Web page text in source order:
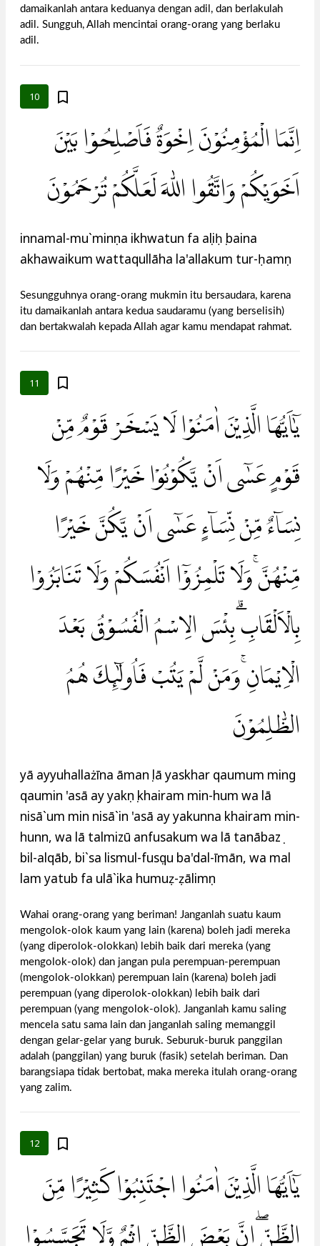
damaikanlah antara keduanya dengan adil, dan berlakulah
adil. Sungguh, Allah mencintai orang-orang yang berlaku
adil.
10
اِنَّمَا الْمُؤْمِنُوْنَ اِخْوَةٌ فَاَصْلِحُوْا بَيْنَ
اَخَوَيْكُمْ وَاتَّقُوا اللّٰهَ لَعَلَّكُمْ تُرْحَمُوْنَ
innamal-mu`minụna ikhwatun fa aṣliḥụ baina
akhawaikum wattaqullāha la'allakum tur-ḥamụn
Sesungguhnya orang-orang mukmin itu bersaudara, karena
itu damaikanlah antara kedua saudaramu (yang berselisih)
dan bertakwalah kepada Allah agar kamu mendapat rahmat.
11
يٰٓاَيُّهَا الَّذِيْنَ اٰمَنُوْا لَا يَسْخَرْ قَوْمٌ مِّنْ
قَوْمٍ عَسٰٓى اَنْ يَّكُوْنُوْا خَيْرًا مِّنْهُمْ وَلَا
نِسَاۤءٌ مِّنْ نِّسَاۤءٍ عَسٰٓى اَنْ يَّكُنَّ خَيْرًا
مِّنْهُنَّۚ وَلَا تَلْمِزُوْٓا اَنْفُسَكُمْ وَلَا تَنَابَزُوْا
بِالْاَلْقَابِۗ بِئْسَ الِاسْمُ الْفُسُوْقُ بَعْدَ
الْاِيْمَانِۚ وَمَنْ لَّمْ يَتُبْ فَاُولٰۤىِٕكَ هُمُ
الظّٰلِمُوْنَ
yā ayyuhallażīna āmanụ lā yaskhar qaumum ming
qaumin 'asā ay yakụnụ khairam min-hum wa lā
nisā`um min nisā`in 'asā ay yakunna khairam min-
hunn, wa lā talmizū anfusakum wa lā tanābazụ
bil-alqāb, bi`sa lismul-fusụqu ba'dal-īmān, wa mal
lam yatub fa ulā`ika humuẓ-ẓālimụn
Wahai orang-orang yang beriman! Janganlah suatu kaum
mengolok-olok kaum yang lain (karena) boleh jadi mereka
(yang diperolok-olokkan) lebih baik dari mereka (yang
mengolok-olok) dan jangan pula perempuan-perempuan
(mengolok-olokkan) perempuan lain (karena) boleh jadi
perempuan (yang diperolok-olokkan) lebih baik dari
perempuan (yang mengolok-olok). Janganlah kamu saling
mencela satu sama lain dan janganlah saling memanggil
dengan gelar-gelar yang buruk. Seburuk-buruk panggilan
adalah (panggilan) yang buruk (fasik) setelah beriman. Dan
barangsiapa tidak bertobat, maka mereka itulah orang-orang
yang zalim.
12
يٰٓاَيُّهَا الَّذِيْنَ اٰمَنُوا اجْتَنِبُوْا كَثِيْرًا مِّنَ
الظَّنِّۖ اِنَّ بَعْضَ الظَّنِّ اِثْمٌ وَّلَا تَجَسَّسُوْا